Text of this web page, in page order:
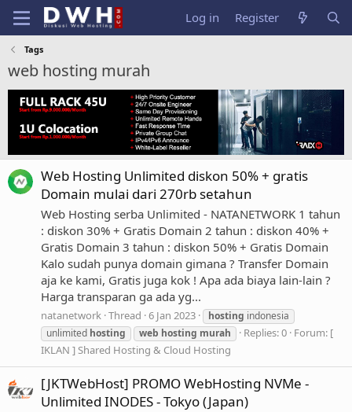
Log in Register
Tags
web hosting murah
Web Hosting Unlimited diskon 50% + gratis
Domain mulai dari 270rb setahun
Web Hosting serba Unlimited - NATANETWORK 1 tahun
: diskon 30% + Gratis Domain 2 tahun : diskon 40% +
Gratis Domain 3 tahun : diskon 50% + Gratis Domain
Kalo sudah punya domain gimana ? Transfer Domain
aja ke kami, Gratis juga kok ! Apa ada biaya lain-lain ?
Harga transparan ga ada yg...
natanetwork Thread 6 Jan 2023 hosting indonesia
unlimited hosting web hosting murah Replies: 0 Forum: [
IKLAN ] Shared Hosting & Cloud Hosting
[JKTWebHost] PROMO WebHosting NVMe -
Unlimited INODES - Tokyo (Japan)